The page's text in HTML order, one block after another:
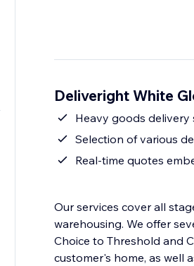
Deliveright White
Heavy goods
Selection of various
Real-time quotes
Our services cover all
warehousing. We offer several service levels, ranging from White Glove with Deluxe, Room of
Choice to Threshold and
customer's home, as well